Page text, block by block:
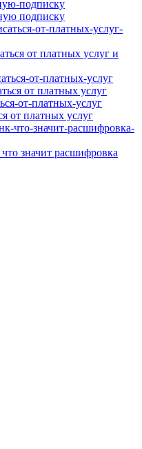
подписку
от платных услуг и
от платных услуг
от платных услуг
значит расшифровка